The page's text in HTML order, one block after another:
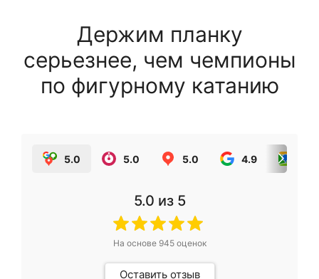
Держим планку
серьезнее, чем чемпионы
по фигурному катанию
5.0 5.0 5.0 4.9
5.0 из 5
На основе 945оценок
Оставить отзыв